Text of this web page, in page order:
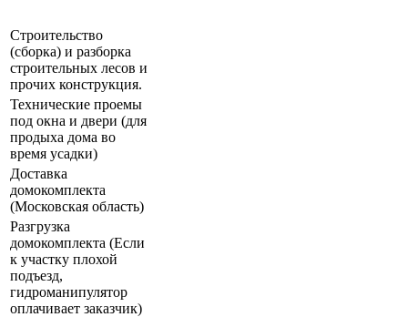
Строительство
(сборка) и разборка
строительных лесов и
прочих конструкция.
Технические проемы
под окна и двери (для
продыха дома во
время усадки)
Доставка
домокомплекта
(Московская область)
Разгрузка
домокомплекта (Если
к участку плохой
подъезд,
гидроманипулятор
оплачивает заказчик)